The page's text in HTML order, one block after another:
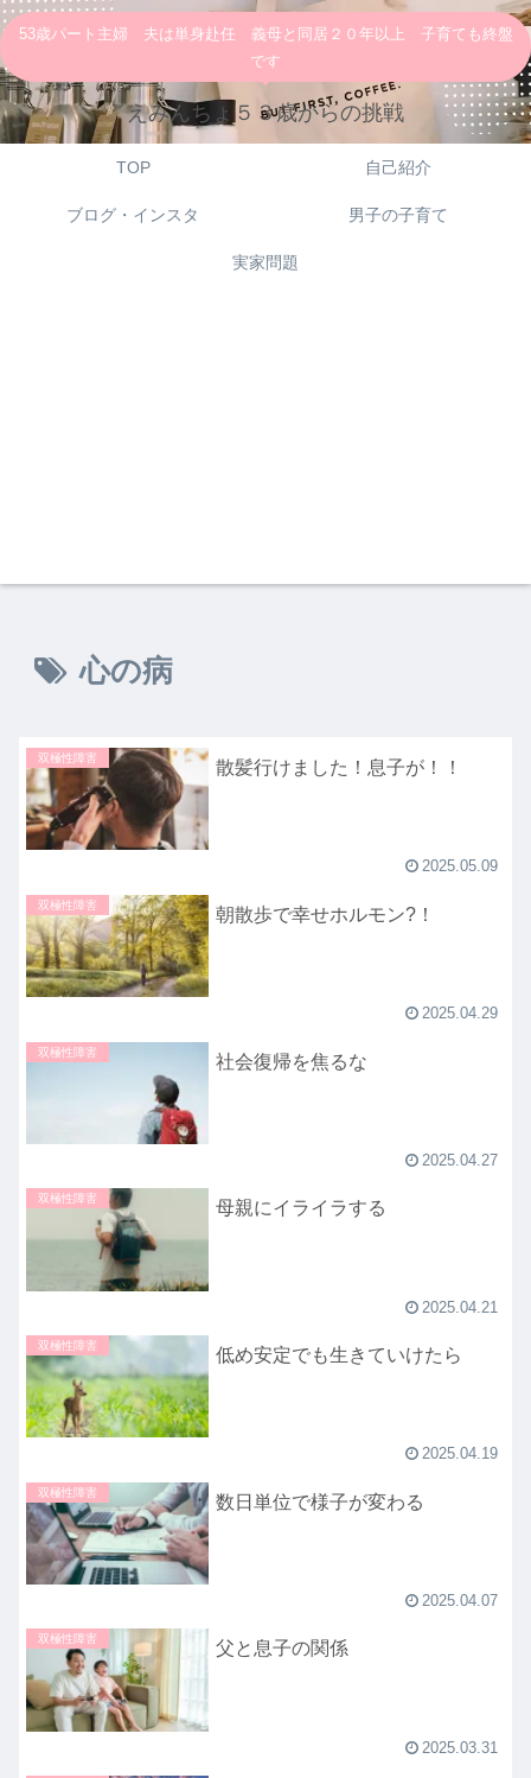
53歳パート主婦 夫は単身赴任 義母と同居２０年以上 子育ても終盤
です
えみんちょ５３歳からの挑戦
TOP 自己紹介
ブログ・インスタ 男子の子育て
実家問題
心の病
双極性障害 散髪行けました！息子が！！
2025.05.09
双極性障害 朝散歩で幸せホルモン?！
2025.04.29
双極性障害 社会復帰を焦るな
2025.04.27
双極性障害 母親にイライラする
2025.04.21
双極性障害 低め安定でも生きていけたら
2025.04.19
双極性障害 数日単位で様子が変わる
2025.04.07
双極性障害 父と息子の関係
2025.03.31